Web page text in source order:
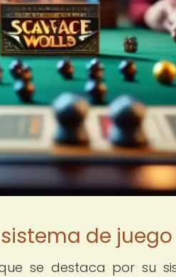
de juego
se destaca por su